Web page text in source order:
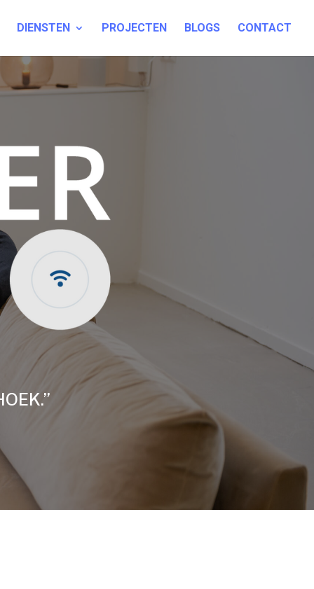
DIENSTEN PROJECTEN BLOGS CONTACT